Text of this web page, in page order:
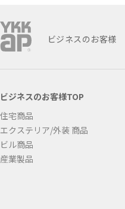
ビジネスのお客様
ビジネスのお客様TOP
住宅商品
エクステリア/外装 商品
ビル商品
産業製品